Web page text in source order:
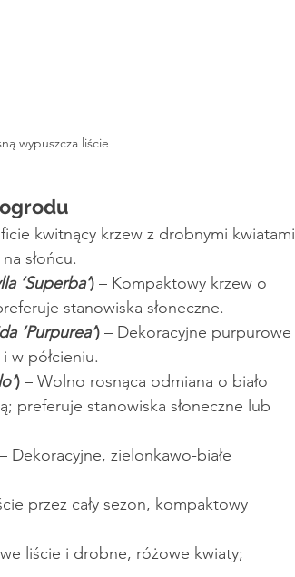
wypuszcza liście
kwitnący krzew z drobnymi kwiatami
słońcu.
‘Superba’) – Kompaktowy krzew o
stanowiska słoneczne.
‘Purpurea’) – Dekoracyjne purpurowe
w półcieniu.
) – Wolno rosnąca odmiana o biało
preferuje stanowiska słoneczne lub
– Dekoracyjne, zielonkawo-białe
przez cały sezon, kompaktowy
liście i drobne, różowe kwiaty;